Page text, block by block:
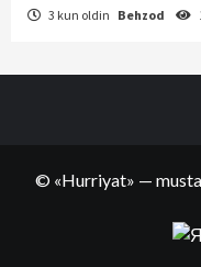
3 kun oldin Behzod
© «Hurriyat» —